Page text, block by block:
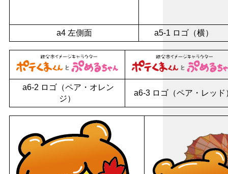
a4 左側面 a5-1 ロゴ（横）
a6-2 ロゴ（ペア・オレン
ジ）
a6-3 ロゴ（ペア・レッド